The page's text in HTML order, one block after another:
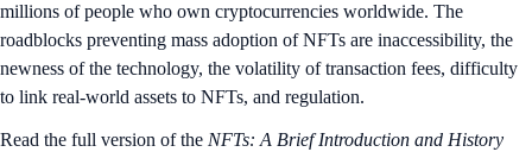
millions of people who own cryptocurrencies worldwide. The
roadblocks preventing mass adoption of NFTs are inaccessibility, the
newness of the technology, the volatility of transaction fees, difficulty
to link real-world assets to NFTs, and regulation.
Read the full version of the NFTs: A Brief Introduction and History